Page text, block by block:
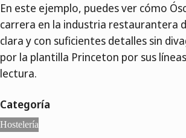
En este ejemplo, puedes ver cómo
carrera en la industria restaurantera
clara y con suficientes detalles sin
por la plantilla Princeton por sus
lectura.
Categoría
Hostelería